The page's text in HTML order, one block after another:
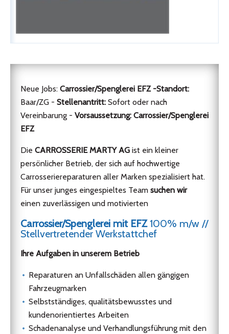
Neue Jobs: Carrossier/Spenglerei EFZ -Standort:
Baar/ZG - Stellenantritt: Sofort oder nach
Vereinbarung - Vorsaussetzung: Carrossier/Spenglerei
EFZ
Die CARROSSERIE MARTY AG ist ein kleiner
persönlicher Betrieb, der sich auf hochwertige
Carrosseriereparaturen aller Marken spezialisiert hat.
Für unser junges eingespieltes Team suchen wir
einen zuverlässigen und motivierten
Carrossier/Spenglerei mit EFZ100% m/w //
Stellvertretender Werkstattchef
Ihre Aufgaben in unserem Betrieb
Reparaturen an Unfallschäden allen gängigen
Fahrzeugmarken
Selbstständiges, qualitätsbewusstes und
kundenorientiertes Arbeiten
Schadenanalyse und Verhandlungsführung mit den